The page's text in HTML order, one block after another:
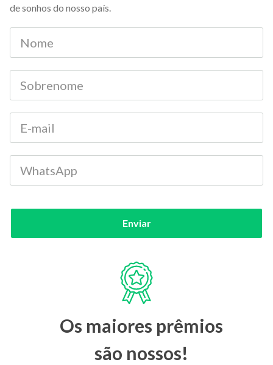
de sonhos do nosso país.
Enviar
Os maiores prêmios
são nossos!